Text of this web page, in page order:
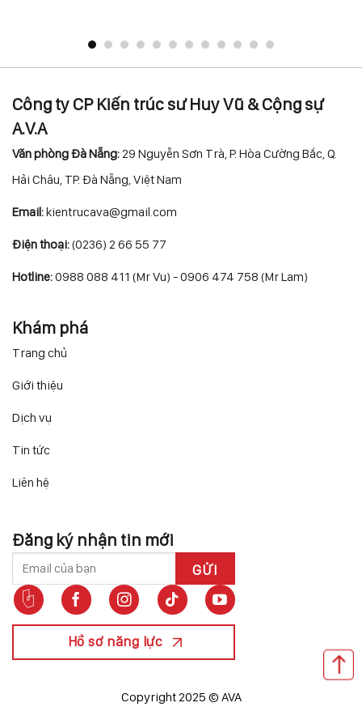
Công ty CP Kiến trúc sư Huy Vũ & Cộng sự
A.V.A
Văn phòng Đà Nẵng: 29 Nguyễn Sơn Trà, P. Hòa Cường Bắc, Q.
Hải Châu, TP. Đà Nẵng, Việt Nam
Email:kientrucava@gmail.com
Điện thoại:(0236) 2 66 55 77
Hotline:0988 088 411 (Mr Vu) - 0906 474 758 (Mr Lam)
Khám phá
Trang chủ
Giới thiệu
Dịch vụ
Tin tức
Liên hệ
Đăng ký nhận tin mới
Hồ sơ năng lực
Copyright 2025 © AVA